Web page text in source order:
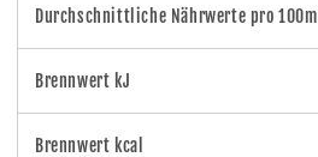
Durchschnittliche Nährwerte pro 100ml
Brennwert kJ
Brennwert kcal